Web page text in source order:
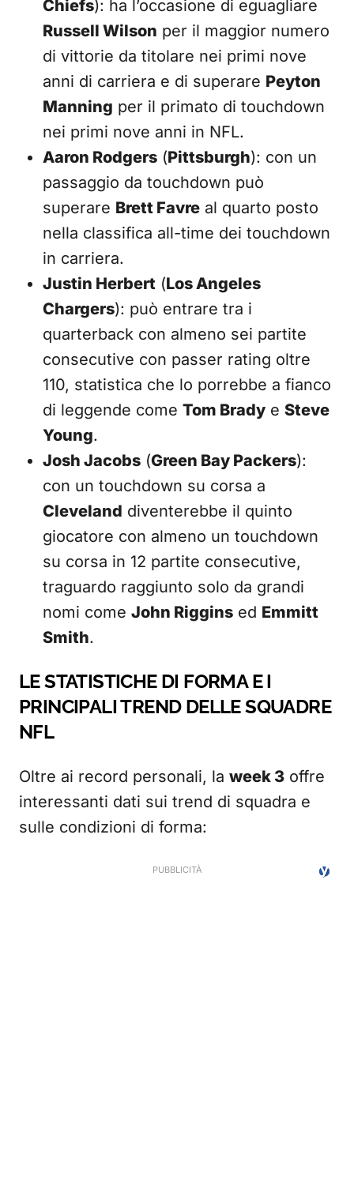
Chiefs): ha l’occasione di eguagliare
Russell Wilson per il maggior numero
di vittorie da titolare nei primi nove
anni di carriera e di superare Peyton
Manning per il primato di touchdown
nei primi nove anni in NFL.
Aaron Rodgers (Pittsburgh): con un
passaggio da touchdown può
superare Brett Favre al quarto posto
nella classifica all-time dei touchdown
in carriera.
Justin Herbert (Los Angeles
Chargers): può entrare tra i
quarterback con almeno sei partite
consecutive con passer rating oltre
110, statistica che lo porrebbe a fianco
di leggende come Tom Brady e Steve
Young.
Josh Jacobs (Green Bay Packers):
con un touchdown su corsa a
Cleveland diventerebbe il quinto
giocatore con almeno un touchdown
su corsa in 12 partite consecutive,
traguardo raggiunto solo da grandi
nomi come John Riggins ed Emmitt
Smith.
LE STATISTICHE DI FORMA E I
PRINCIPALI TREND DELLE SQUADRE
NFL
Oltre ai record personali, la week 3 offre
interessanti dati sui trend di squadra e
sulle condizioni di forma: